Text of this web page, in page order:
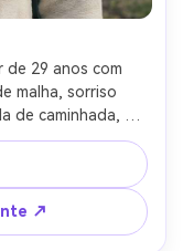
29 anos com
malha, sorriso
de caminhada, em
pinheiros atrás,
1.4, composição
textura realista
alta resolução- -ar
↗